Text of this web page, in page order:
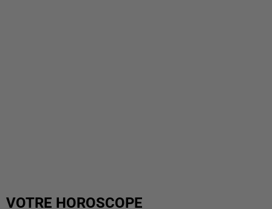
VOTRE HOROSCOPE